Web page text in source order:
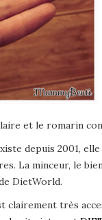
et le romarin
depuis 2001,
La minceur, le
DietWorld.
clairement très